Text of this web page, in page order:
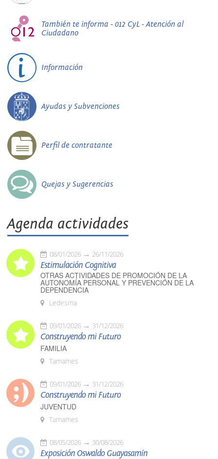
También te informa - 012 CyL - Atención al
Ciudadano
Información
Ayudas y Subvenciones
Perfil de contratante
Quejas y Sugerencias
Agenda actividades
08/01/2026 26/11/2026
Estimulación Cognitiva
OTRAS ACTIVIDADES DE PROMOCIÓN DE LA
AUTONOMÍA PERSONAL Y PREVENCIÓN DE LA
DEPENDENCIA
Ledesma
09/01/2026 31/12/2026
Construyendo mi Futuro
FAMILIA
Tamames
09/01/2026 31/12/2026
Construyendo mi Futuro
JUVENTUD
Tamames
08/05/2026 30/08/2026
Exposición Oswaldo Guayasamín